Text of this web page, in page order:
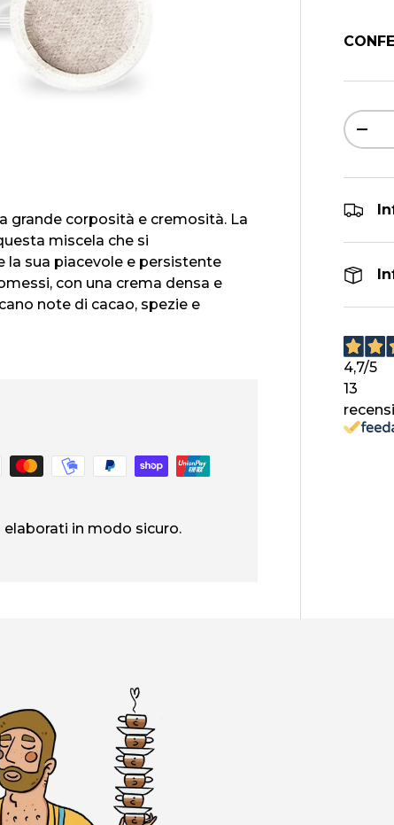
Q.tà
4,7/5
13
grande corposità e cremosità. La
miscela che si
la sua piacevole e persistente
con una crema densa e
note di cacao, spezie e
in modo sicuro.